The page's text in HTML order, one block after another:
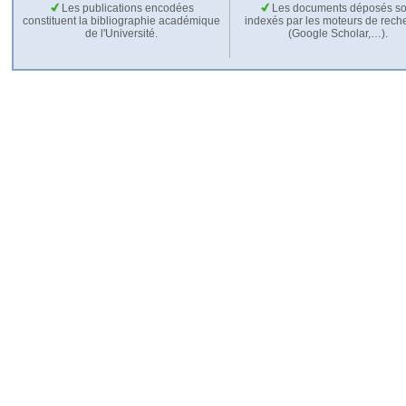
Les publications encodées
constituent la bibliographie académique
de l'Université.
Les documents déposés
indexés par les moteurs de
(Google Scholar,…).